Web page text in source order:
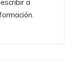
a